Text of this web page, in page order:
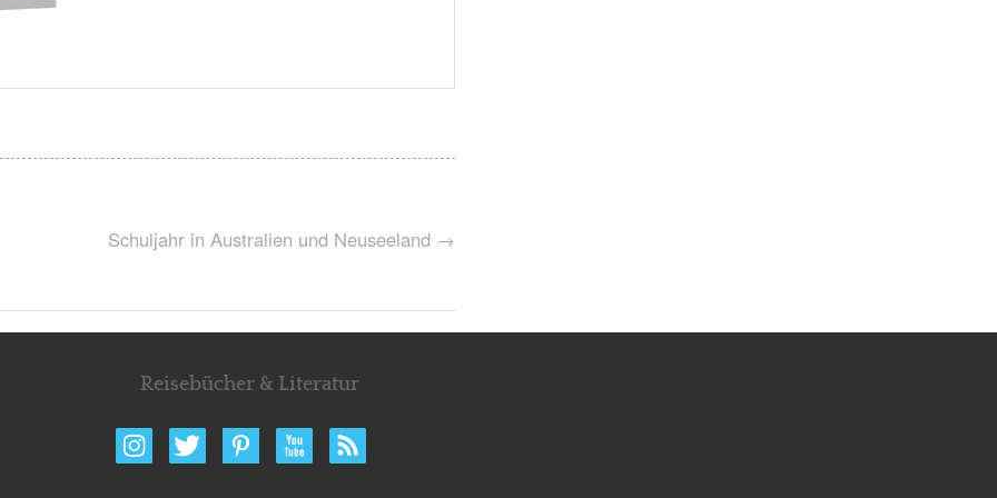
Schuljahr in Australien und Neuseeland →
Reisebücher & Literatur